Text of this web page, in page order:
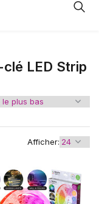
LED Strip
Afficher: